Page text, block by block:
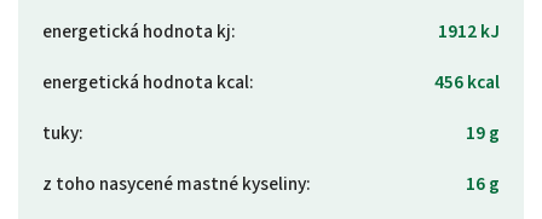
energetická hodnota kj:
1912 kJ
energetická hodnota kcal:
456 kcal
tuky:
19 g
z toho nasycené mastné kyseliny:
16 g